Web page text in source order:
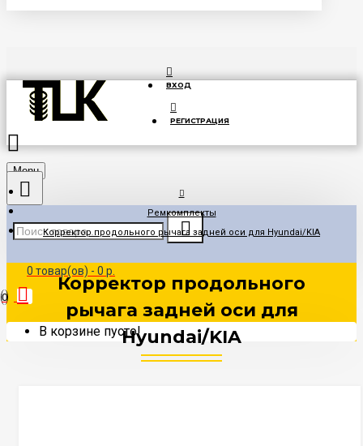
ВХОД
РЕГИСТРАЦИЯ
Menu
0 товар(ов) - 0 р.
0
В корзине пусто!
Ремкомплекты
Корректор продольного рычага задней оси для Hyundai/KIA
Корректор продольного
рычага задней оси для
Hyundai/KIA